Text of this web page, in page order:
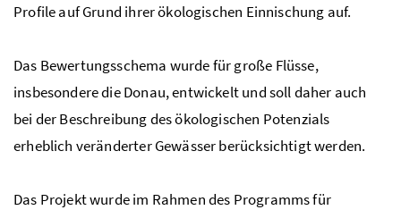
Profile auf Grund ihrer ökologischen Einnischung auf.
Das Bewertungsschema wurde für große Flüsse,
insbesondere die Donau, entwickelt und soll daher auch
bei der Beschreibung des ökologischen Potenzials
erheblich veränderter Gewässer berücksichtigt werden.
Das Projekt wurde im Rahmen des Programms für